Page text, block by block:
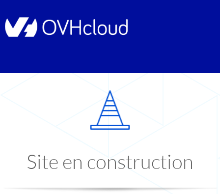
Site en construction